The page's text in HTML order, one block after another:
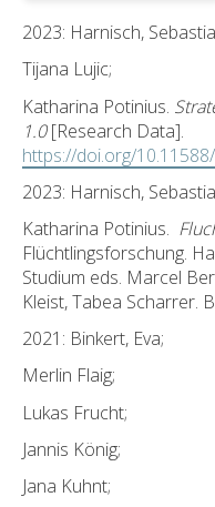
2023: Harnisch,
Tijana Lujic;
Katharina Potinius.
1.0[Research Data].
https://doi.org/
2023: Harnisch,
Katharina Potinius.
Flüchtlingsforschung.
Studium eds. Marcel
Kleist, Tabea Scharrer.
2021: Binkert, Eva;
Merlin Flaig;
Lukas Frucht;
Jannis König;
Jana Kuhnt;